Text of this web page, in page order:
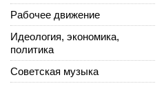
Рабочее движение
Идеология, экономика,
политика
Советская музыка